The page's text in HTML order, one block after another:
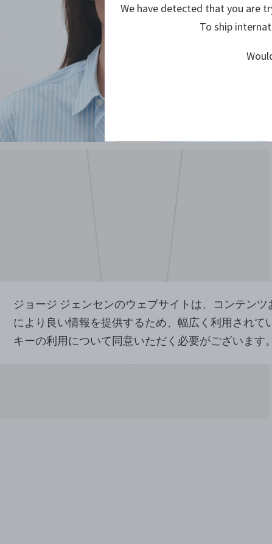
ジョージ ジェンセンのウェブサイトは、コンテン
により良い情報を提供するため、幅広く利用されて
キーの利用について同意いただく必要がございます。
We have detected that you are
To ship